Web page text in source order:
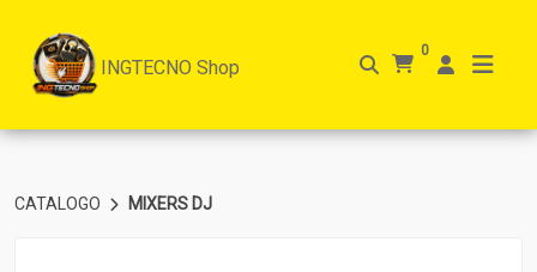
INGTECNO Shop
0
CATALOGO MIXERS DJ